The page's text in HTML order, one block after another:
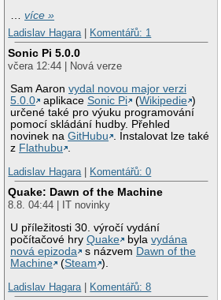
…více »
Ladislav Hagara
Komentářů: 1
Sonic Pi 5.0.0
včera 12:44 | Nová verze
Sam Aaronvydal novou major verzi
5.0.0
aplikaceSonic Pi (Wikipedie )
určené také pro výuku programování
pomocí skládání hudby. Přehled
novinek naGitHubu . Instalovat lze také
z Flathubu .
Ladislav Hagara | Komentářů: 0
Quake: Dawn of the Machine
8.8. 04:44 | IT novinky
U příležitosti 30. výročí vydání
počítačové hryQuake bylavydána
nová epizoda
s názvem Dawn of the
Machine
(Steam ).
Ladislav Hagara | Komentářů: 8